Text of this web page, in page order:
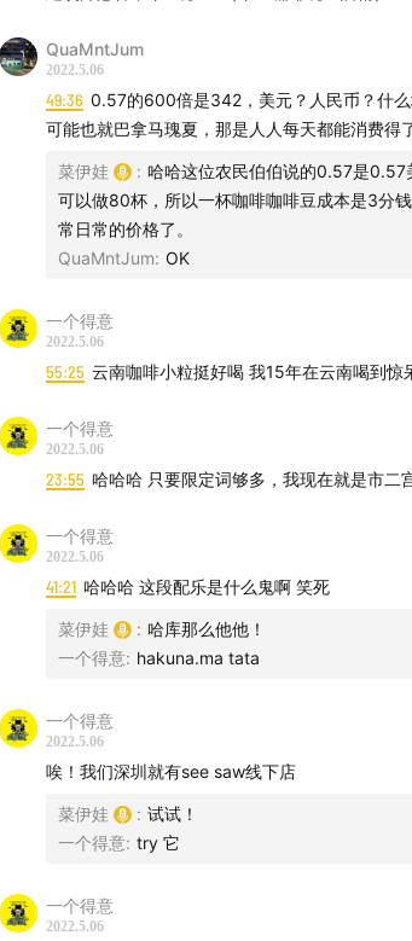
35:40 巴西咖啡园的种植历史
咖啡发源地埃塞俄比亚
云南咖啡与贸易公平
|相关阅读
《黑金》（2006, Marc Francis, Nick Francis)
The Conversation:Why shade-grown coffee
UNESCO:Coffee Cultural Landscape of
The Vanabond Tale:The best towns of the
Plantations in Nineteenth-Century Rio de
Love Big Island: The Kona Coffee Guide
The Spruce Eats: Ethiopian Coffee Culture
|内容作者
背景音乐:
Old Hawaii (Julius H)
Background Village Marimba (SOFRA)
Under the Kadam Tree (Hall, Ken, Golden,
主题音乐: Collage Talk (肖恩)
封面图片: Delightin Dee
|联系方式
公众号: 口头拼贴
QuaMntJum
2022.5.06
49:36 0.57的600倍是342，美元？人民币？什
可能也就巴拿马瑰夏，那是人人每天都能消费得
菜伊娃 : 哈哈这位农民伯伯说的0.57是
可以做80杯，所以一杯咖啡咖啡豆成本是3分
常日常的价格了。
QuaMntJum: OK
一个得意
2022.5.06
55:25 云南咖啡小粒挺好喝 我15年在云南喝到
一个得意
2022.5.06
23:55 哈哈哈 只要限定词够多，我现在就是市二
一个得意
2022.5.06
41:21 哈哈哈 这段配乐是什么鬼啊 笑死
菜伊娃 : 哈库那么他他！
一个得意: hakuna.ma tata
一个得意
2022.5.06
唉！我们深圳就有see saw线下店
菜伊娃 : 试试！
一个得意: try 它
一个得意
2022.5.06